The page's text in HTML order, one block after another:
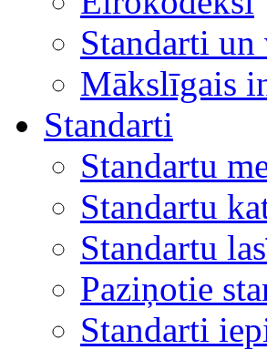
Standarti un
Mākslīgais
Standarti
Standartu
Standartu
Standartu
Paziņotie
Standarti